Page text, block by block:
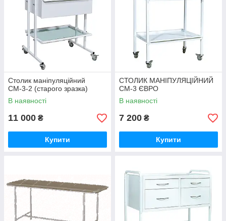
Столик маніпуляційний
СМ-3-2 (старого зразка)
В наявності
11 000 ₴
Купити
СТОЛИК МАНІПУЛЯЦІЙНИЙ
СМ-3 ЄВРО
В наявності
7 200 ₴
Купити